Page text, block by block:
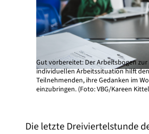
Gut vorbereitet: Der Arbeitsbogen zur
individuellen Arbeitssituation hilft den
Teilnehmenden, ihre Gedanken im
einzubringen. (Foto: VBG/Kareen
Die letzte Dreiviertelstunde